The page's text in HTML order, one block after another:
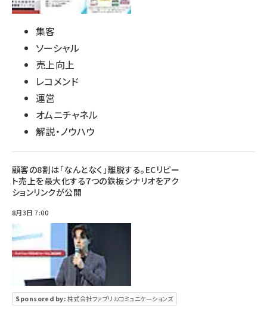
集客
ソーシャル
売上向上
レコメンド
運営
オムニチャネル
解説・ノウハウ
顧客の8割は「なんとなく」離脱する。ECリピー
ト売上を最大化する7つの鉄板シナリオをアク
ションリンクが公開
8月3日 7:00
Sponsored by: 株式会社ファブリカコミュニケーションズ